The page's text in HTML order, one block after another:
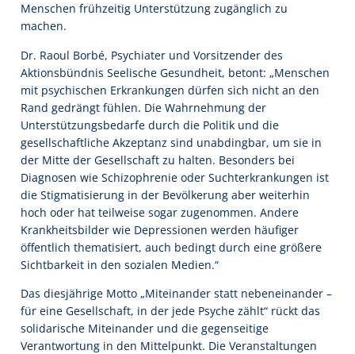
Menschen frühzeitig Unterstützung zugänglich zu
machen.
Dr. Raoul Borbé, Psychiater und Vorsitzender des
Aktionsbündnis Seelische Gesundheit, betont: „Menschen
mit psychischen Erkrankungen dürfen sich nicht an den
Rand gedrängt fühlen. Die Wahrnehmung der
Unterstützungsbedarfe durch die Politik und die
gesellschaftliche Akzeptanz sind unabdingbar, um sie in
der Mitte der Gesellschaft zu halten. Besonders bei
Diagnosen wie Schizophrenie oder Suchterkrankungen ist
die Stigmatisierung in der Bevölkerung aber weiterhin
hoch oder hat teilweise sogar zugenommen. Andere
Krankheitsbilder wie Depressionen werden häufiger
öffentlich thematisiert, auch bedingt durch eine größere
Sichtbarkeit in den sozialen Medien.“
Das diesjährige Motto „Miteinander statt nebeneinander –
für eine Gesellschaft, in der jede Psyche zählt“ rückt das
solidarische Miteinander und die gegenseitige
Verantwortung in den Mittelpunkt. Die Veranstaltungen